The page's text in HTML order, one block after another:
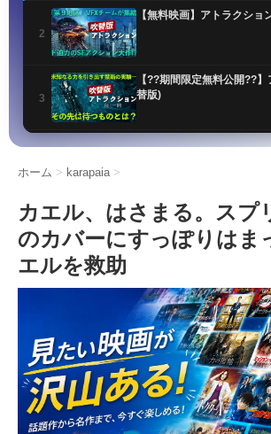
2
【無料映画】アトラクショ
3
【??期間限定無料公開??】
替版)
米軍UFO機密解除!! 非地球
前編 MUTube（ムー チュー
6
者としての視点で解説！
7
おもしろすぎて眠れなくな
物学者/長沼毅
8
【イエス・キリストの謎】
正体とは？
ホーム > karapaia >
カエル、はさまる。スプ
のカバーにすっぽりはま
エルを救助